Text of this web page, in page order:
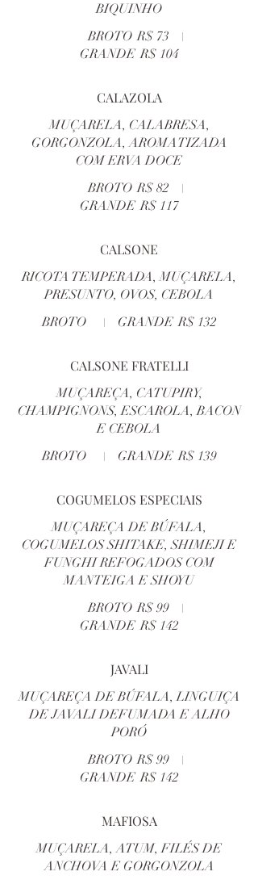
BIQUINHO
BROTO R$ 73
GRANDE R$ 104
CALAZOLA
MUÇARELA, CALABRESA,
GORGONZOLA, AROMATIZADA
COM ERVA DOCE
BROTO R$ 82
GRANDE R$ 117
CALSONE
RICOTA TEMPERADA, MUÇARELA,
PRESUNTO, OVOS, CEBOLA
BROTO
GRANDE R$ 132
CALSONE FRATELLI
MUÇAREÇA, CATUPIRY,
CHAMPIGNONS, ESCAROLA, BACON
E CEBOLA
BROTO
GRANDE R$ 139
COGUMELOS ESPECIAIS
MUÇAREÇA DE BÚFALA,
COGUMELOS SHITAKE, SHIMEJI E
FUNGHI REFOGADOS COM
MANTEIGA E SHOYU
BROTO R$ 99
GRANDE R$ 142
JAVALI
MUÇAREÇA DE BÚFALA, LINGUIÇA
DE JAVALI DEFUMADA E ALHO
PORÓ
BROTO R$ 99
GRANDE R$ 142
MAFIOSA
MUÇARELA, ATUM, FILÉS DE
ANCHOVA E GORGONZOLA